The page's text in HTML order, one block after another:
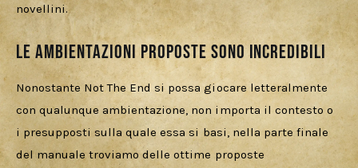
novellini.
Le ambientazioni proposte sono incredibili
Nonostante Not The End si possa giocare letteralmente
con qualunque ambientazione, non importa il contesto o
i presupposti sulla quale essa si basi, nella parte finale
del manuale troviamo delle ottime proposte